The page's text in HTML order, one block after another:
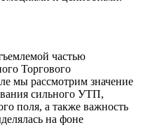
частью
Торгового
мы рассмотрим значение
сильного УТП,
поля, а также важность
на фоне